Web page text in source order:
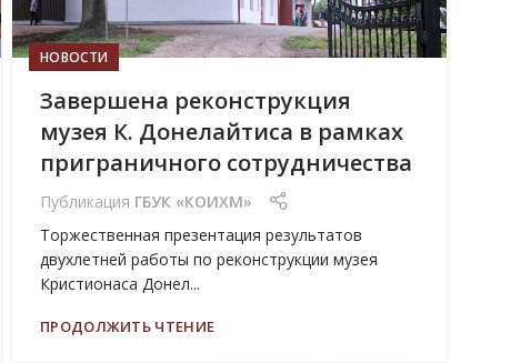
НОВОСТИ
Завершена реконструкция
музея К. Донелайтиса в рамках
приграничного сотрудничества
Публикация ГБУК «КОИХМ»
Торжественная презентация результатов
двухлетней работы по реконструкции музея
Кристионаса Донел...
ПРОДОЛЖИТЬ ЧТЕНИЕ